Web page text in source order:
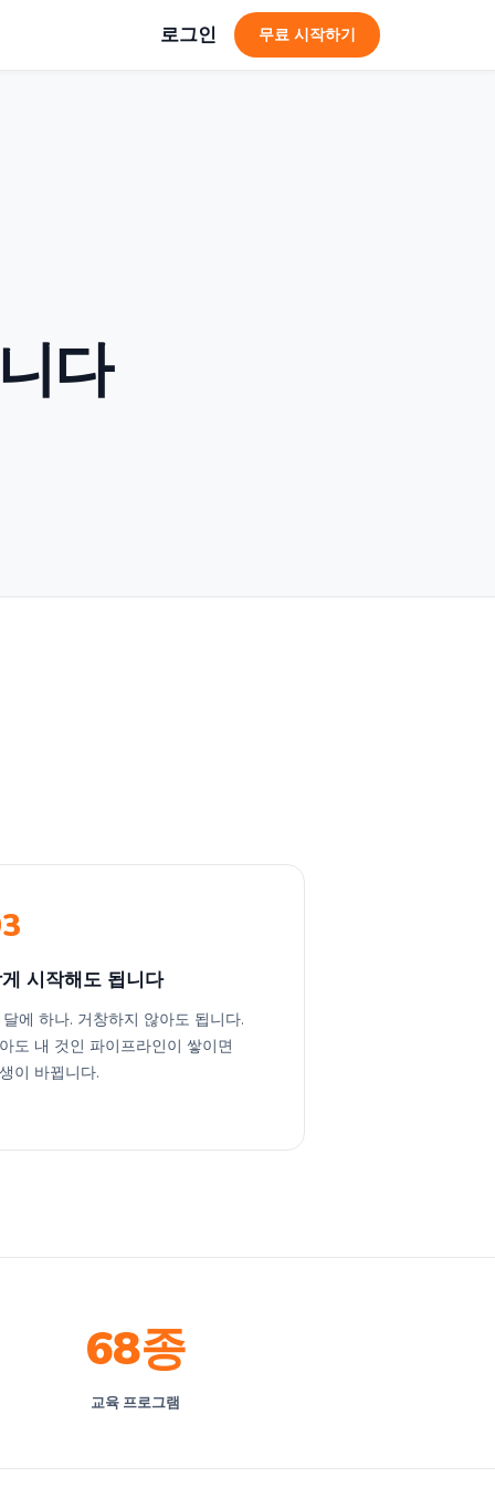
로그인 무료 시작하기
다
시작해도 됩니다
에 하나. 거창하지 않아도 됩니다.
도 내 것인 파이프라인이 쌓이면
이 바뀝니다.
68종
교육 프로그램